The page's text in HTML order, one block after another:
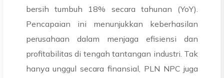
bersih tumbuh 18% secara tahunan (YoY).
Pencapaian ini menunjukkan keberhasilan
perusahaan dalam menjaga efisiensi dan
profitabilitas di tengah tantangan industri. Tak
hanya unggul secara finansial, PLN NPC juga